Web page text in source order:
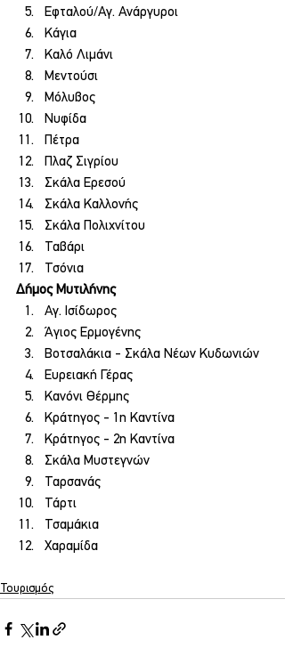
Εφταλού/Αγ. Ανάργυροι
Κάγια
Καλό Λιμάνι
Μεντούσι
Μόλυβος
Νυφίδα
Πέτρα
Πλαζ Σιγρίου
Σκάλα Ερεσού
Σκάλα Καλλονής
Σκάλα Πολιχνίτου
Ταβάρι
Τσόνια
Δήμος Μυτιλήνης
Αγ. Ισίδωρος
Άγιος Ερμογένης
Βοτσαλάκια - Σκάλα Νέων Κυδωνιών
Ευρειακή Γέρας
Κανόνι Θέρμης
Κράτηγος - 1η Καντίνα
Κράτηγος - 2η Καντίνα
Σκάλα Μυστεγνών
Ταρσανάς
Τάρτι
Τσαμάκια
Χαραμίδα
Τουρισμός